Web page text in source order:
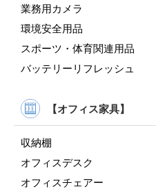
業務用カメラ
環境安全用品
スポーツ・体育関連用品
バッテリーリフレッシュ
【オフィス家具】
収納棚
オフィスデスク
オフィスチェアー